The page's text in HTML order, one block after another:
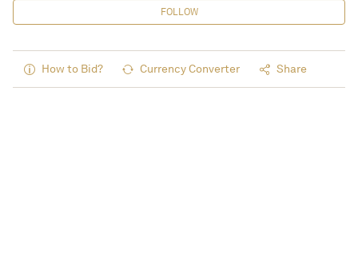
FOLLOW
How to Bid? Currency Converter Share